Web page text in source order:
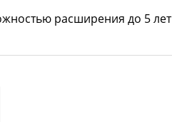
расширения до 5 лет